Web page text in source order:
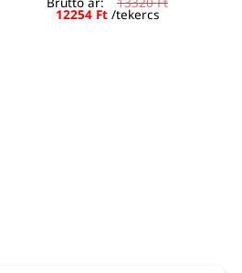
Original
price
12254 FtCurrent
price
/tekercs